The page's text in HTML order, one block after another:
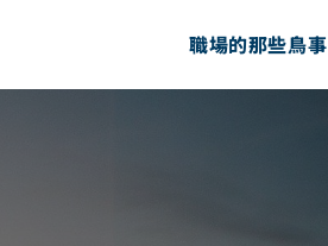
職場的那些鳥事